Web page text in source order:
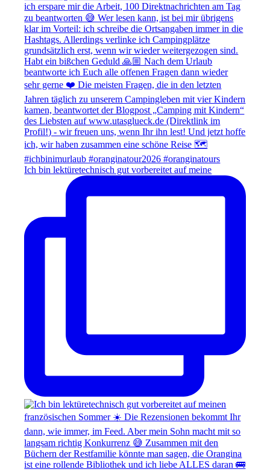
Ich bin lektüretechnisch gut vorbereitet auf meine